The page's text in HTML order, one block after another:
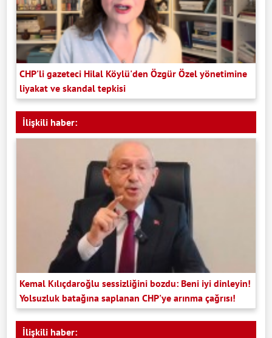
CHP'li gazeteci Hilal Köylü'den Özgür Özel yönetimine
liyakat ve skandal tepkisi
İlişkili haber:
Kemal Kılıçdaroğlu sessizliğini bozdu: Beni iyi dinleyin!
Yolsuzluk batağına saplanan CHP'ye arınma çağrısı!
İlişkili haber: